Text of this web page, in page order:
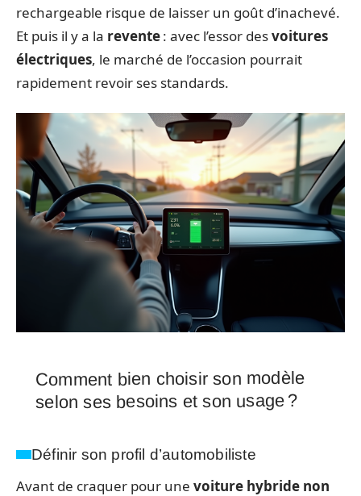
rechargeable risque de laisser un goût d’inachevé.
Et puis il y a la revente: avec l’essor desvoitures
électriques, le marché de l’occasion pourrait
rapidement revoir ses standards.
Comment bien choisir son modèle
selon ses besoins et son usage ?
Définir son profil d’automobiliste
Avant de craquer pour une voiture hybride non